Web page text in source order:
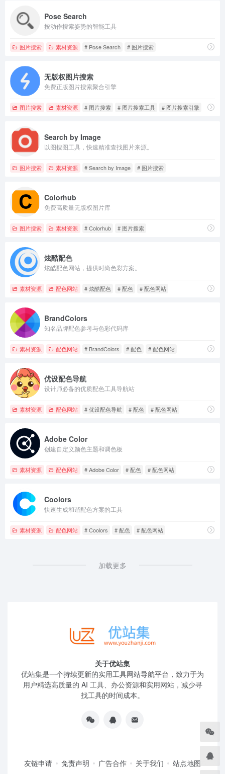
Pose Search
按动作搜索姿势的智能工具
图片搜索 素材资源 # Pose Search # 图片搜索
无版权图片搜索
免费正版图片搜索聚合引擎
图片搜索 素材资源 # 图片搜索 # 图片搜索工具 # 图片搜索引擎
Search by Image
以图搜图工具，快速精准查找图片来源。
图片搜索 素材资源 # Search by Image # 图片搜索
Colorhub
免费高质量无版权图片库
图片搜索 素材资源 # Colorhub # 图片搜索
炫酷配色
炫酷配色网站，提供时尚色彩方案。
素材资源 配色网站 # 炫酷配色 # 配色 # 配色网站
BrandColors
知名品牌配色参考与色彩代码库
素材资源 配色网站 # BrandColors # 配色 # 配色网站
优设配色导航
设计师必备的优质配色工具导航站
素材资源 配色网站 # 优设配色导航 # 配色 # 配色网站
Adobe Color
创建自定义颜色主题和调色板
素材资源 配色网站 # Adobe Color # 配色 # 配色网站
Coolors
快速生成和谐配色方案的工具
素材资源 配色网站 # Coolors # 配色 # 配色网站
加载更多
关于优站集
优站集是一个持续更新的实用工具网站导航平台，致力于为
用户精选高质量的 AI 工具、办公资源和实用网站，减少寻
找工具的时间成本。
友链申请 免责声明 广告合作 关于我们 站点地图